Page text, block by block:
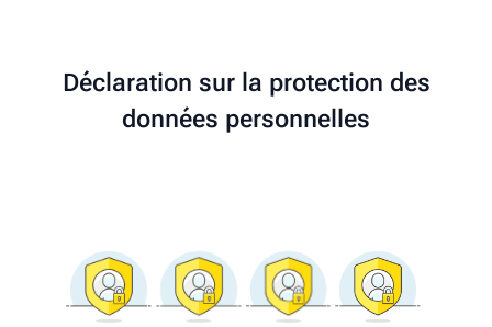
Déclaration sur la protection des
données personnelles